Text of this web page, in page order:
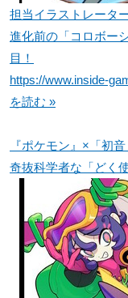
担当イラストレータ
進化前の「コロボー
目！
https://www.inside-
を読む »
『ポケモン』×「初
奇抜科学者な「どく